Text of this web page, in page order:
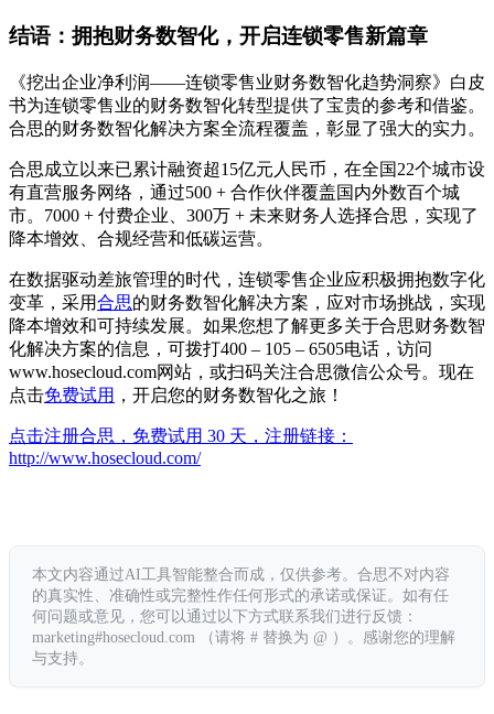
结语：拥抱财务数智化，开启连锁零售新篇章
《挖出企业净利润——连锁零售业财务数智化趋势洞察》白皮
书为连锁零售业的财务数智化转型提供了宝贵的参考和借鉴。
合思的财务数智化解决方案全流程覆盖，彰显了强大的实力。
合思成立以来已累计融资超15亿元人民币，在全国22个城市设
有直营服务网络，通过500 + 合作伙伴覆盖国内外数百个城
市。7000 + 付费企业、300万 + 未来财务人选择合思，实现了
降本增效、合规经营和低碳运营。
在数据驱动差旅管理的时代，连锁零售企业应积极拥抱数字化
变革，采用合思的财务数智化解决方案，应对市场挑战，实现
降本增效和可持续发展。如果您想了解更多关于合思财务数智
化解决方案的信息，可拨打400 – 105 – 6505电话，访问
www.hosecloud.com网站，或扫码关注合思微信公众号。现在
点击免费试用 ，开启您的财务数智化之旅！
点击注册合思，免费试用 30 天，注册链接：
http://www.hosecloud.com/
本文内容通过AI工具智能整合而成，仅供参考。合思不对内容
的真实性、准确性或完整性作任何形式的承诺或保证。如有任
何问题或意见，您可以通过以下方式联系我们进行反馈：
marketing#hosecloud.com （请将 # 替换为 @ ）。感谢您的理解
与支持。